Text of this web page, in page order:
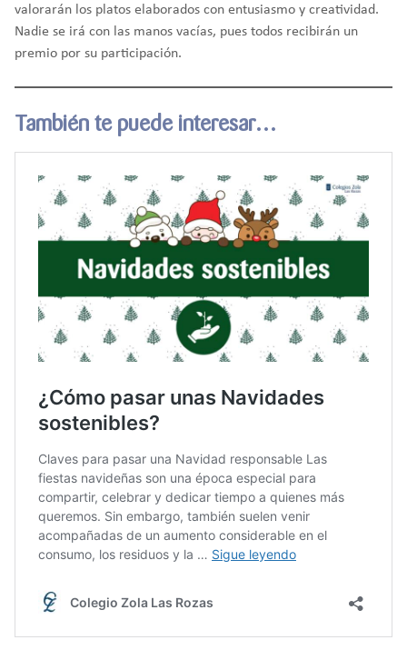
valorarán los platos elaborados con entusiasmo y creatividad.
Nadie se irá con las manos vacías, pues todos recibirán un
premio por su participación.
También te puede interesar…